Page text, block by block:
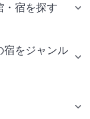
・宿を探す
宿をジャンル